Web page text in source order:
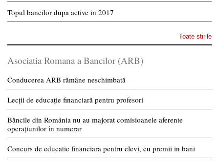
Topul bancilor dupa active in 2017
Toate stirile
Asociatia Romana a Bancilor (ARB)
Conducerea ARB rămâne neschimbată
Lecții de educație financiară pentru profesori
Băncile din România nu au majorat comisioanele aferente
operațiunilor în numerar
Concurs de educatie financiara pentru elevi, cu premii in bani